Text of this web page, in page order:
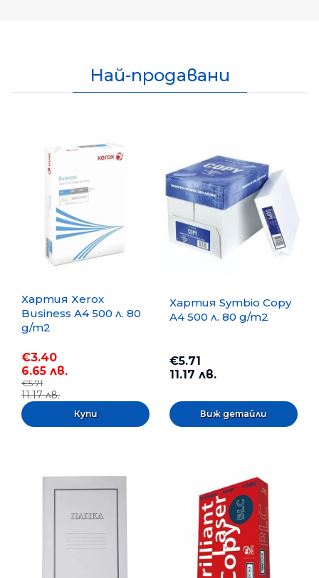
Най-продавани
Хартия Xerox
Business A4 500 л. 80
g/m2
€3.40
6.65 лв.
€5.71
11.17 лв.
Хартия Symbio Copy
A4 500 л. 80 g/m2
€5.71
11.17 лв.
Виж детайли